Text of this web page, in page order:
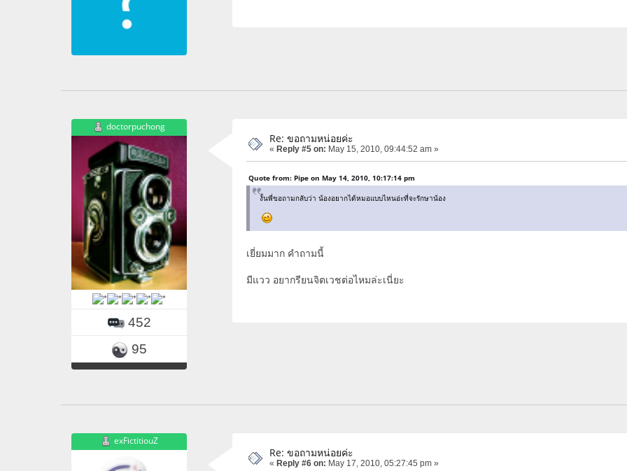
doctorpuchong
452
95
Re: ขอถามหน่อยค่ะ
« Reply #5 on: May 15, 2010, 09:44:52 am »
Quote from: Pipe on May 14, 2010, 10:17:14 pm
งั้นพี่ขอถามกลับว่า น้องอยากได้หมอแบบไหนอ่ะที่จะรักษาน้อง
เยี่ยมมาก คำถามนี้
มีแวว อยากรียนจิตเวชต่อไหมล่ะเนี่ยะ
exFictitiouZ
Re: ขอถามหน่อยค่ะ
« Reply #6 on: May 17, 2010, 05:27:45 pm »